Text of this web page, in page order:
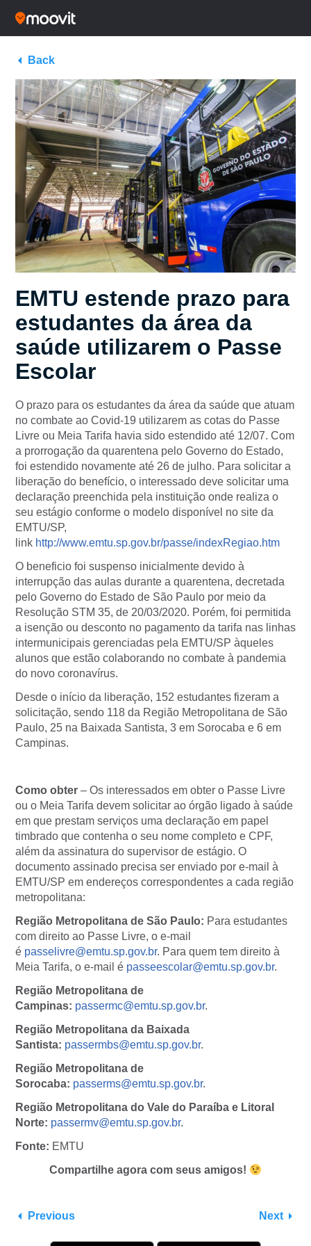
Back
EMTU estende prazo para
estudantes da área da
saúde utilizarem o Passe
Escolar
O prazo para os estudantes da área da saúde que atuam
no combate ao Covid-19 utilizarem as cotas do Passe
Livre ou Meia Tarifa havia sido estendido até 12/07. Com
a prorrogação da quarentena pelo Governo do Estado,
foi estendido novamente até 26 de julho. Para solicitar a
liberação do benefício, o interessado deve solicitar uma
declaração preenchida pela instituição onde realiza o
seu estágio conforme o modelo disponível no site da
EMTU/SP,
link http://www.emtu.sp.gov.br/passe/indexRegiao.htm
O beneficio foi suspenso inicialmente devido à
interrupção das aulas durante a quarentena, decretada
pelo Governo do Estado de São Paulo por meio da
Resolução STM 35, de 20/03/2020. Porém, foi permitida
a isenção ou desconto no pagamento da tarifa nas linhas
intermunicipais gerenciadas pela EMTU/SP àqueles
alunos que estão colaborando no combate à pandemia
do novo coronavírus.
Desde o início da liberação, 152 estudantes fizeram a
solicitação, sendo 118 da Região Metropolitana de São
Paulo, 25 na Baixada Santista, 3 em Sorocaba e 6 em
Campinas.
Como obter – Os interessados em obter o Passe Livre
ou o Meia Tarifa devem solicitar ao órgão ligado à saúde
em que prestam serviços uma declaração em papel
timbrado que contenha o seu nome completo e CPF,
além da assinatura do supervisor de estágio. O
documento assinado precisa ser enviado por e-mail à
EMTU/SP em endereços correspondentes a cada região
metropolitana:
Região Metropolitana de São Paulo: Para estudantes
com direito ao Passe Livre, o e-mail
é passelivre@emtu.sp.gov.br. Para quem tem direito à
Meia Tarifa, o e-mail é passeescolar@emtu.sp.gov.br.
Região Metropolitana de
Campinas: passermc@emtu.sp.gov.br.
Região Metropolitana da Baixada
Santista: passermbs@emtu.sp.gov.br.
Região Metropolitana de
Sorocaba: passerms@emtu.sp.gov.br.
Região Metropolitana do Vale do Paraíba e Litoral
Norte: passermv@emtu.sp.gov.br.
Fonte: EMTU
Compartilhe agora com seus amigos!
Previous Next